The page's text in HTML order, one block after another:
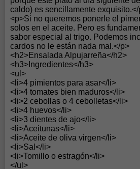
caldo) es sencillamente exquisito.</
<p>Si no queremos ponerle el
solos en el aceite. Pero es
sabor especial al trigo. Podemos
cardos no le están nada mal.</p>
<h2>Ensalada Alpujarreña</h2>
<h3>Ingredientes</h3>
<ul>
<li>4 pimientos para asar</li>
<li>4 tomates bien maduros</li>
<li>2 cebollas o 4 cebolletas</li>
<li>4 huevos</li>
<li>3 dientes de ajo</li>
<li>Aceitunas</li>
<li>Aceite de oliva virgen</li>
<li>Sal</li>
<li>Tomillo o estragón</li>
</ul>